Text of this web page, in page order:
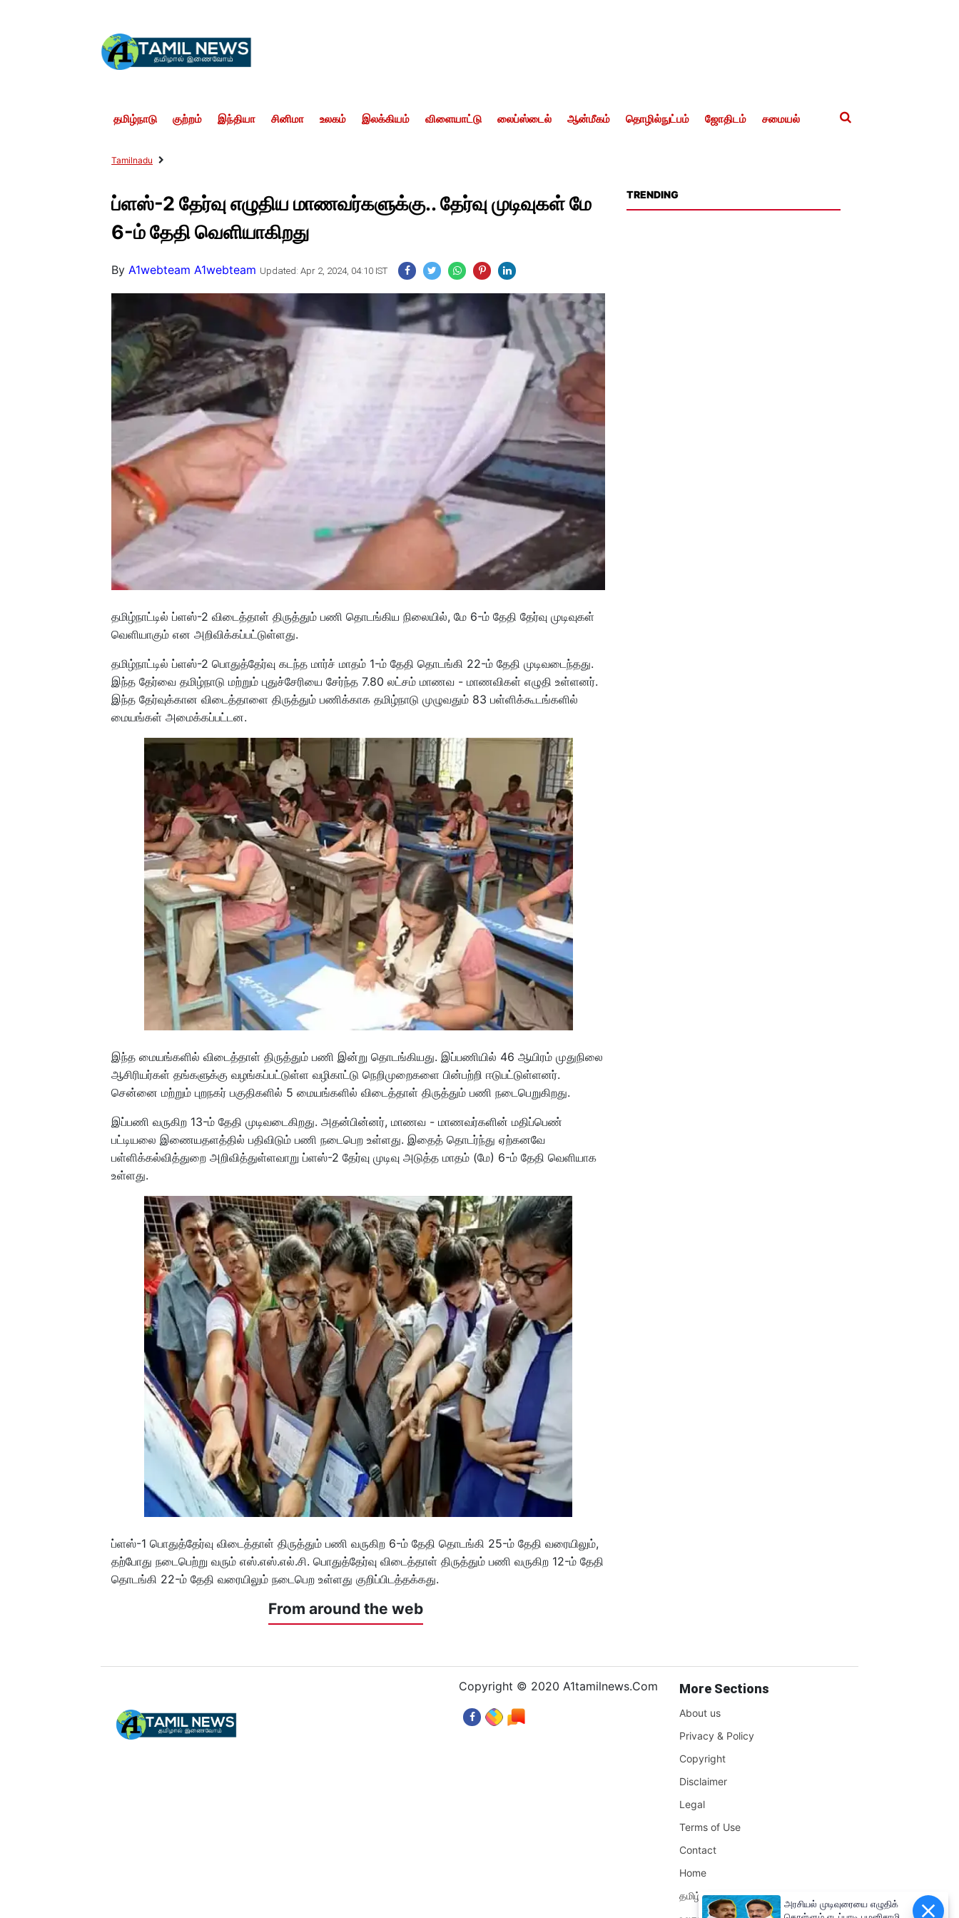
தமிழ்நாடு குற்றம் இந்தியா சினிமா உலகம் இலக்கியம் விளையாட்டு லைப்ஸ்டைல் ஆன்மீகம் தொழில்நுட்பம் ஜோதிடம் சமையல்
Tamilnadu
ப்ளஸ்-2 தேர்வு எழுதிய மாணவர்களுக்கு.. தேர்வு முடிவுகள் மே
6-ம் தேதி வெளியாகிறது
ByA1webteam A1webteam Updated: Apr 2, 2024, 04:10 IST
தமிழ்நாட்டில் ப்ளஸ்-2 விடைத்தாள் திருத்தும் பணி தொடங்கிய நிலையில், மே 6-ம் தேதி தேர்வு முடிவுகள்
வெளியாகும் என அறிவிக்கப்பட்டுள்ளது.
தமிழ்நாட்டில் ப்ளஸ்-2 பொதுத்தேர்வு கடந்த மார்ச் மாதம் 1-ம் தேதி தொடங்கி 22-ம் தேதி முடிவடைந்தது.
இந்த தேர்வை தமிழ்நாடு மற்றும் புதுச்சேரியை சேர்ந்த 7.80 லட்சம் மாணவ - மாணவிகள் எழுதி உள்ளனர்.
இந்த தேர்வுக்கான விடைத்தாளை திருத்தும் பணிக்காக தமிழ்நாடு முழுவதும் 83 பள்ளிக்கூடங்களில்
மையங்கள் அமைக்கப்பட்டன.
இந்த மையங்களில் விடைத்தாள் திருத்தும் பணி இன்று தொடங்கியது. இப்பணியில் 46 ஆயிரம் முதுநிலை
ஆசிரியர்கள் தங்களுக்கு வழங்கப்பட்டுள்ள வழிகாட்டு நெறிமுறைகளை பின்பற்றி ஈடுபட்டுள்ளனர்.
சென்னை மற்றும் புறநகர் பகுதிகளில் 5 மையங்களில் விடைத்தாள் திருத்தும் பணி நடைபெறுகிறது.
இப்பணி வருகிற 13-ம் தேதி முடிவடைகிறது. அதன்பின்னர், மாணவ - மாணவர்களின் மதிப்பெண்
பட்டியலை இணையதளத்தில் பதிவிடும் பணி நடைபெற உள்ளது. இதைத் தொடர்ந்து ஏற்கனவே
பள்ளிக்கல்வித்துறை அறிவித்துள்ளவாறு ப்ளஸ்-2 தேர்வு முடிவு அடுத்த மாதம் (மே) 6-ம் தேதி வெளியாக
உள்ளது.
ப்ளஸ்-1 பொதுத்தேர்வு விடைத்தாள் திருத்தும் பணி வருகிற 6-ம் தேதி தொடங்கி 25-ம் தேதி வரையிலும்,
தற்போது நடைபெற்று வரும் எஸ்.எஸ்.எல்.சி. பொதுத்தேர்வு விடைத்தாள் திருத்தும் பணி வருகிற 12-ம் தேதி
தொடங்கி 22-ம் தேதி வரையிலும் நடைபெற உள்ளது குறிப்பிடத்தக்கது.
From around the web
TRENDING
Copyright © 2020 A1tamilnews.Com More Sections
About us
Privacy & Policy
Copyright
Disclaimer
Legal
Terms of Use
Contact
Home
தமிழ்நாடு
அரசியல் முடிவுரையை எழுதிக்